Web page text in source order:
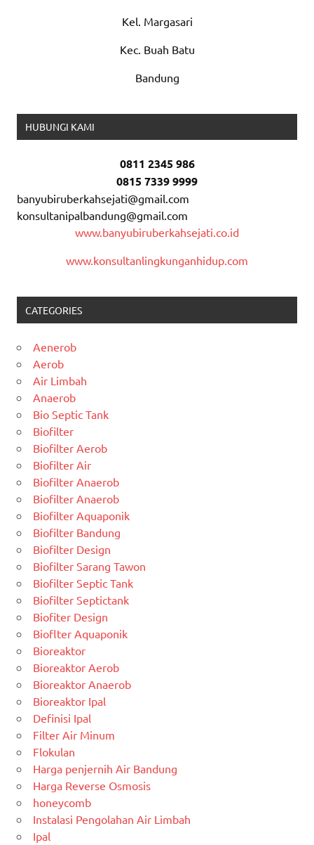
Kel. Margasari
Kec. Buah Batu
Bandung
HUBUNGI KAMI
0811 2345 986
0815 7339 9999
banyubiruberkahsejati@gmail.com
konsultanipalbandung@gmail.com
www.banyubiruberkahsejati.co.id
www.konsultanlingkunganhidup.com
CATEGORIES
Aenerob
Aerob
Air Limbah
Anaerob
Bio Septic Tank
Biofilter
Biofilter Aerob
Biofilter Air
Biofilter Anaerob
Biofilter Anaerob
Biofilter Aquaponik
Biofilter Bandung
Biofilter Design
Biofilter Sarang Tawon
Biofilter Septic Tank
Biofilter Septictank
Biofiter Design
Bioflter Aquaponik
Bioreaktor
Bioreaktor Aerob
Bioreaktor Anaerob
Bioreaktor Ipal
Definisi Ipal
Filter Air Minum
Flokulan
Harga penjernih Air Bandung
Harga Reverse Osmosis
honeycomb
Instalasi Pengolahan Air Limbah
Ipal